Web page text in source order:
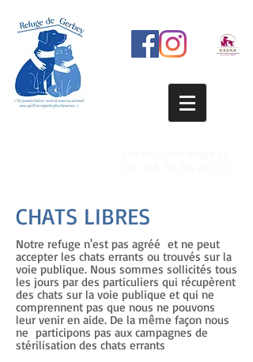
CHATS LIBRES
Notre refuge n'est pas agréé et ne peut
accepter les chats errants ou trouvés sur la
voie publique. Nous sommes sollicités tous
les jours par des particuliers qui récupèrent
des chats sur la voie publique et qui ne
comprennent pas que nous ne pouvons
leur venir en aide. De la même façon nous
ne participons pas aux campagnes de
stérilisation des chats errants